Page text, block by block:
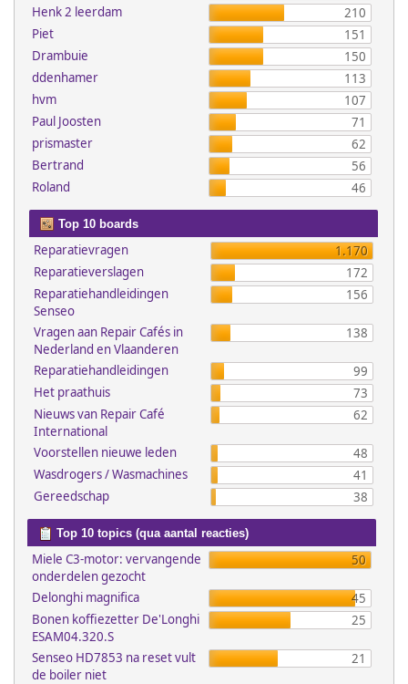
Henk 2 leerdam
210
Piet
151
Drambuie
150
ddenhamer
113
hvm
107
Paul Joosten
71
prismaster
62
Bertrand
56
Roland
46
Top 10 boards
Reparatievragen
1.170
Reparatieverslagen
172
Reparatiehandleidingen
Senseo
156
Vragen aan Repair Cafés in
Nederland en Vlaanderen
138
Reparatiehandleidingen
99
Het praathuis
73
Nieuws van Repair Café
International
62
Voorstellen nieuwe leden
48
Wasdrogers / Wasmachines
41
Gereedschap
38
Top 10 topics (qua aantal reacties)
Miele C3-motor: vervangende
onderdelen gezocht
50
Delonghi magnifica
45
Bonen koffiezetter De'Longhi
ESAM04.320.S
25
Senseo HD7853 na reset vult
de boiler niet
21